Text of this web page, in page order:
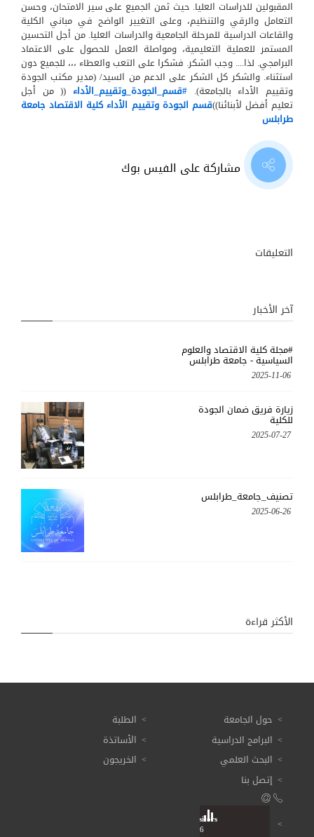
المقبولين للدراسات العليا. حيث ثمن الجميع على سير الامتحان، وحسن
التعامل والرقي والتنظيم، وعلى التغيير الواضح في مباني الكلية
والقاعات الدراسية للمرحلة الجامعية والدراسات العليا. من أجل التحسين
المستمر للعملية التعليمية، ومواصلة العمل للحصول على الاعتماد
البرامجي. لذا.... وجب الشكر. فشكرا على التعب والعطاء ،،، للجميع دون
استثناء. والشكر كل الشكر على الدعم من السيد/ (مدير مكتب الجودة
وتقييم الأداء بالجامعة). #قسم_الجودة_وتقييم_الأداء (( من أجل
تعليم أفضل لأبنائنا))قسم الجودة وتقييم الأداء كلية الاقتصاد جامعة
طرابلس
مشاركة على الفيس بوك
التعليقات
آخر الأخبار
#مجلة كلية الاقتصاد والعلوم
السياسية - جامعة طرابلس
2025-11-06
زيارة فريق ضمان الجودة
للكلية
2025-07-27
تصنيف_جامعة_طرابلس
2025-06-26
الأكثر قراءة
حول الجامعة
البرامج الدراسية
البحث العلمي
الطلبة
الأساتذة
الخريجون
إتصل بنا
Total: 3 614 546
Visitors